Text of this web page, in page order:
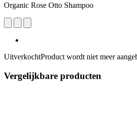
Organic Rose Otto Shampoo
UitverkochtProduct wordt niet meer
Vergelijkbare producten